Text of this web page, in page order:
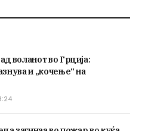
воланот во Грција:
и „кочење“ на